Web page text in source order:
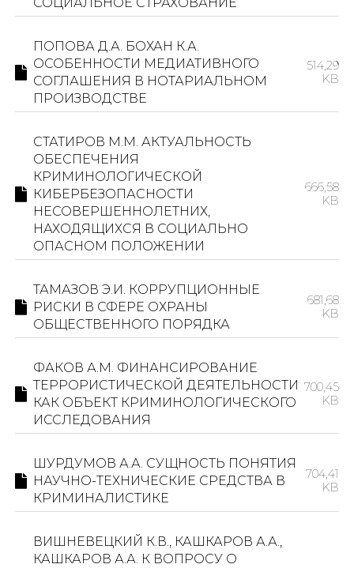
ПОПОВА Д.А. БОХАН К.А.
ОСОБЕННОСТИ МЕДИАТИВНОГО
СОГЛАШЕНИЯ В НОТАРИАЛЬНОМ
ПРОИЗВОДСТВЕ
514,29
KB
СТАТИРОВ М.М. АКТУАЛЬНОСТЬ
ОБЕСПЕЧЕНИЯ
КРИМИНОЛОГИЧЕСКОЙ
КИБЕРБЕЗОПАСНОСТИ
НЕСОВЕРШЕННОЛЕТНИХ,
НАХОДЯЩИХСЯ В СОЦИАЛЬНО
ОПАСНОМ ПОЛОЖЕНИИ
666,58
KB
ТАМАЗОВ Э.И. КОРРУПЦИОННЫЕ
РИСКИ В СФЕРЕ ОХРАНЫ
ОБЩЕСТВЕННОГО ПОРЯДКА
681,68
KB
ФАКОВ А.М. ФИНАНСИРОВАНИЕ
ТЕРРОРИСТИЧЕСКОЙ ДЕЯТЕЛЬНОСТИ
КАК ОБЪЕКТ КРИМИНОЛОГИЧЕСКОГО
ИССЛЕДОВАНИЯ
700,45
KB
ШУРДУМОВ А.А. СУЩНОСТЬ ПОНЯТИЯ
НАУЧНО-ТЕХНИЧЕСКИЕ СРЕДСТВА В
КРИМИНАЛИСТИКЕ
704,41
KB
ВИШНЕВЕЦКИЙ К.В., КАШКАРОВ А.А.,
КАШКАРОВ А.А. К ВОПРОСУ О